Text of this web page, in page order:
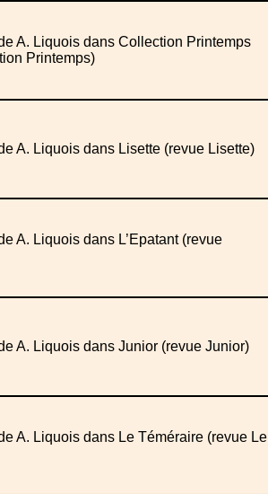
A. Liquois dans Collection Printemps
Printemps)
A. Liquois dans Lisette (revue Lisette)
A. Liquois dans L’Epatant (revue
A. Liquois dans Junior (revue Junior)
A. Liquois dans Le Téméraire (revue Le